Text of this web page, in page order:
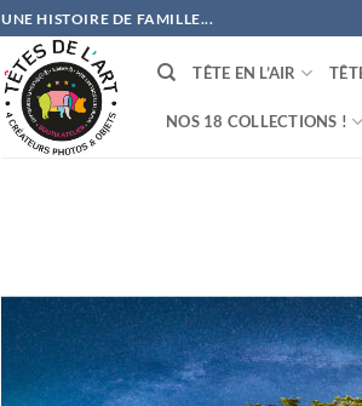
UNE HISTOIRE DE FAMILLE...
TÊTE EN L’AIR
NOS 18 COLLECTIONS !